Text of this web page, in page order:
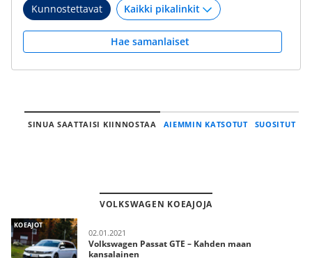
Kunnostettavat
Hae samanlaiset
SINUA SAATTAISI KIINNOSTAA AIEMMIN KATSOTUT SUOSITUT
VOLKSWAGEN KOEAJOJA
KOEAJOT
02.01.2021
Volkswagen Passat GTE – Kahden maan
kansalainen